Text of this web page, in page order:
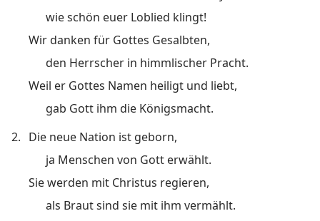
wie schön euer Loblied klingt!
Wir danken für Gottes Gesalbten,
den Herrscher in himmlischer Pracht.
Weil er Gottes Namen heiligt und liebt,
gab Gott ihm die Königsmacht.
2. Die neue Nation ist geborn,
ja Menschen von Gott erwählt.
Sie werden mit Christus regieren,
als Braut sind sie mit ihm vermählt.